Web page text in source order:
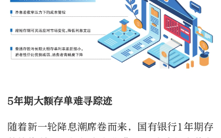
5年期大额存单难寻踪迹
随着新一轮降息潮席卷而来，国有银行1年期存